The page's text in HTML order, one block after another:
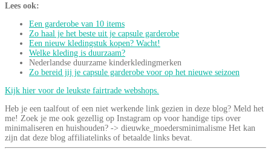
Lees ook:
Een garderobe van 10 items
Zo haal je het beste uit je capsule garderobe
Een nieuw kledingstuk kopen? Wacht!
Welke kleding is duurzaam?
Nederlandse duurzame kinderkledingmerken
Zo bereid jij je capsule garderobe voor op het nieuwe seizoen
Kijk hier voor de leukste fairtrade webshops.
Heb je een taalfout of een niet werkende link gezien in deze blog? Meld het
me! Zoek je me ook gezellig op Instagram op voor handige tips over
minimaliseren en huishouden? -> dieuwke_moedersminimalisme Het kan
zijn dat deze blog affiliatelinks of betaalde links bevat.